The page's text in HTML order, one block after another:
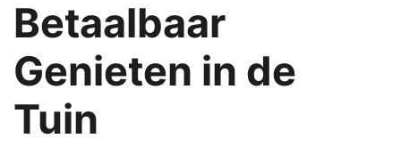
Betaalbaar
Genieten in de
Tuin